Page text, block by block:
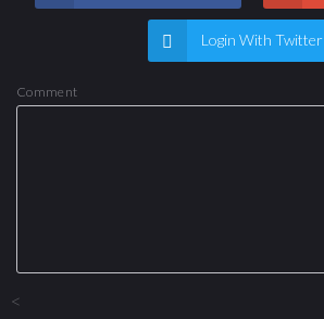
Login With Twitter
Comment
<